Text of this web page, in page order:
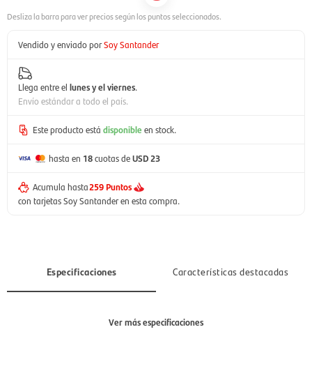
Vendido y enviado porSoy Santander
Llega entre el lunes y el viernes.
Envío estándar a todo el país.
Este producto está disponible en stock.
hasta en 18cuotas deUSD 23
Acumula hasta259 Puntos
con tarjetas Soy Santander en esta compra.
Especificaciones Características destacadas
Ver más especificaciones